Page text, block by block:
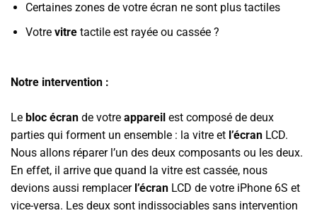
Certaines zones de votre écran ne sont plus tactiles
Votre vitretactile est rayée ou cassée ?
Notre intervention :
Le bloc écran de votre appareil est composé de deux
parties qui forment un ensemble : la vitre et l’écran LCD.
Nous allons réparer l’un des deux composants ou les deux.
En effet, il arrive que quand la vitre est cassée, nous
devions aussi remplacer l’écran LCD de votre iPhone 6S et
vice-versa. Les deux sont indissociables sans intervention